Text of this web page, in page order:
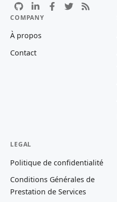
COMPANY
À propos
Contact
LEGAL
Politique de confidentialité
Conditions Générales de
Prestation de Services